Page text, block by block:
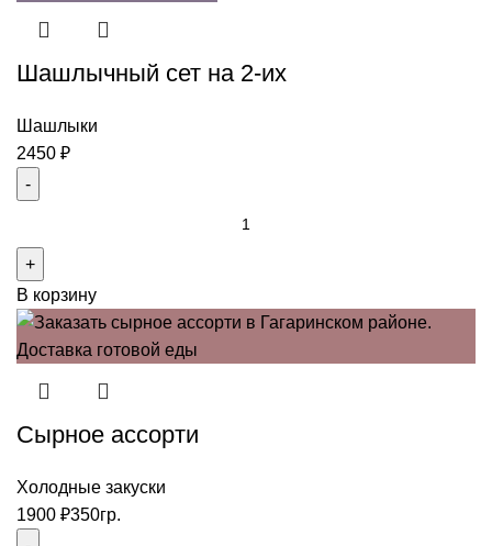
4Шашлычный сет на 2-их
Шашлыки
2450 ₽
Шашлычный
сет
на
2-
В корзину
Сырное ассорти
Холодные закуски
1900 ₽350гр.